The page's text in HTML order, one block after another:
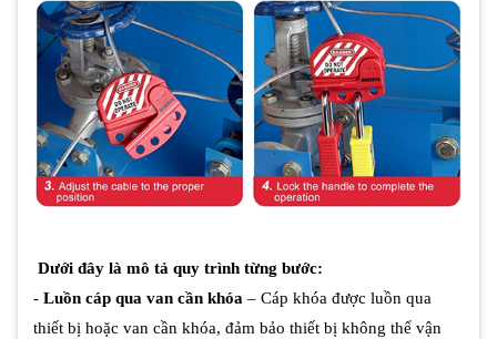
Dưới đây là mô tả quy trình từng bước:
- Luồn cáp qua van cần khóa – Cáp khóa được luồn qua
thiết bị hoặc van cần khóa, đảm bảo thiết bị không thể vận